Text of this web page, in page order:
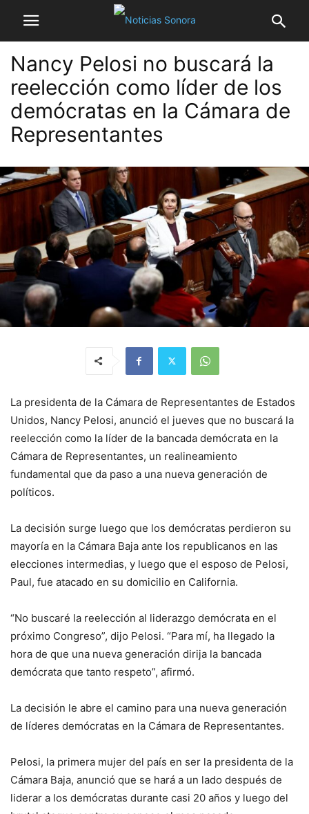
Nancy Pelosi no buscará la
reelección como líder de los
demócratas en la Cámara de
Representantes
La presidenta de la Cámara de Representantes de Estados
Unidos, Nancy Pelosi, anunció el jueves que no buscará la
reelección como la líder de la bancada demócrata en la
Cámara de Representantes, un realineamiento
fundamental que da paso a una nueva generación de
políticos.
La decisión surge luego que los demócratas perdieron su
mayoría en la Cámara Baja ante los republicanos en las
elecciones intermedias, y luego que el esposo de Pelosi,
Paul, fue atacado en su domicilio en California.
“No buscaré la reelección al liderazgo demócrata en el
próximo Congreso”, dijo Pelosi. “Para mí, ha llegado la
hora de que una nueva generación dirija la bancada
demócrata que tanto respeto”, afirmó.
La decisión le abre el camino para una nueva generación
de líderes demócratas en la Cámara de Representantes.
Pelosi, la primera mujer del país en ser la presidenta de la
Cámara Baja, anunció que se hará a un lado después de
liderar a los demócratas durante casi 20 años y luego del